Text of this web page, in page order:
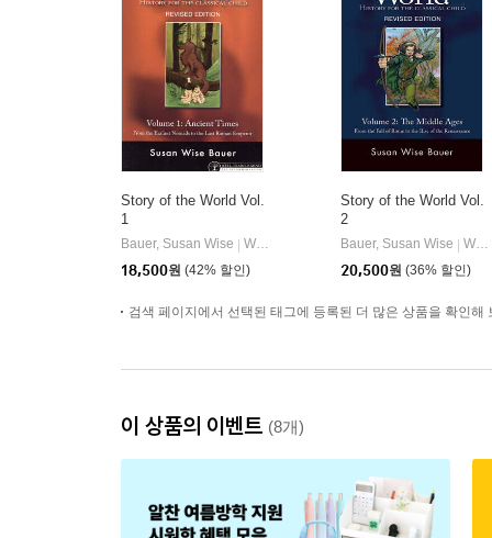
Story of the World Vol.
1
Bauer, Susan Wise
Well-Trained Mind Press
18,500원 (42% 할인)
Story of the World Vol.
2
Bauer, Susan Wise
Well-Trained Mind Press
20,500원 (36% 할인)
검색 페이지에서 선택된 태그에 등록된 더 많은 상품을 확인해
이 상품의 이벤트 (8개)